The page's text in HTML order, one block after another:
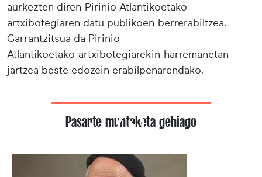
aurkezten diren Pirinio Atlantikoetako
artxibotegiaren datu publikoen berrerabiltzea.
Garrantzitsua da Pirinio
Atlantikoetako artxibotegiarekin harremanetan
jartzea beste edozein erabilpenarendako.
Pasarte muntaketa gehiago